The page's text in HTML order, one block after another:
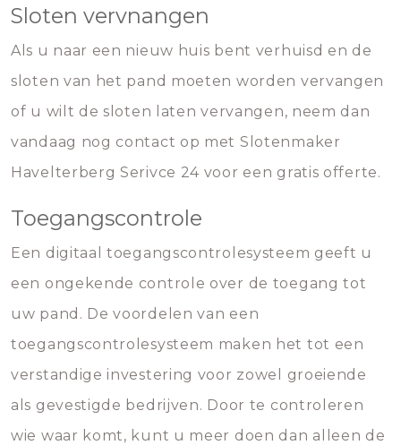
Sloten vervnangen
Als u naar een nieuw huis bent verhuisd en de
sloten van het pand moeten worden vervangen
of u wilt de sloten laten vervangen, neem dan
vandaag nog contact op met Slotenmaker
Havelterberg Serivce 24 voor een gratis offerte.
Toegangscontrole
Een digitaal toegangscontrolesysteem geeft u
een ongekende controle over de toegang tot
uw pand. De voordelen van een
toegangscontrolesysteem maken het tot een
verstandige investering voor zowel groeiende
als gevestigde bedrijven. Door te controleren
wie waar komt, kunt u meer doen dan alleen de